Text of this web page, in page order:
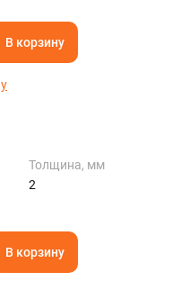
В корзину
Толщина, мм
2
В корзину